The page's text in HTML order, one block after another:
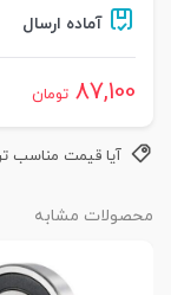
آماده ارسال
87,100 تومان
آیا قیمت مناسب
محصولات مشابه